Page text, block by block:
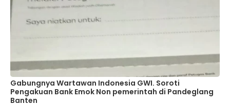
Gabungnya Wartawan Indonesia GWI. Soroti
Pengakuan Bank Emok Non pemerintah di Pandeglang
Banten